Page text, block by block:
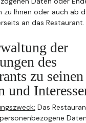
zu Ihnen oder auch ab
an das Restaurant.
der
des
zu seinen
und
Das